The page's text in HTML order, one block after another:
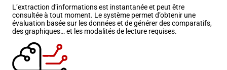
L’extraction d’informations est instantanée et peut être
consultée à tout moment. Le système permet d’obtenir une
évaluation basée sur les données et de générer des comparatifs,
des graphiques… et les modalités de lecture requises.